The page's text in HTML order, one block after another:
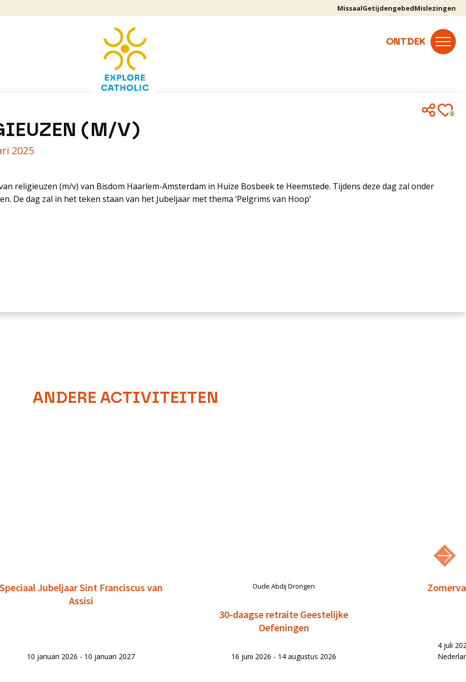
MissaalGetijdengebedMislezingen
0
(M/V)
2025
religieuzen (m/v) van Bisdom Haarlem-Amsterdam in Huize Bosbeek te Heemstede. Tijdens deze dag zal onder
De dag zal in het teken staan van het Jubeljaar met thema ‘Pelgrims van Hoop’
ANDERE ACTIVITEITEN
Speciaal Jubeljaar Sint Franciscus van
Assisi
10 januari 2026 - 10 januari 2027
Oude Abdij Drongen
30-daagse retraite Geestelijke
Oefeningen
16 juni 2026 - 14 augustus 2026
4 juli